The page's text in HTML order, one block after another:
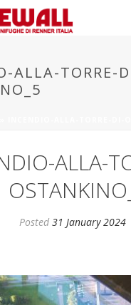
ALLA-TORRE-
ALLA-
Posted 31 January 2024